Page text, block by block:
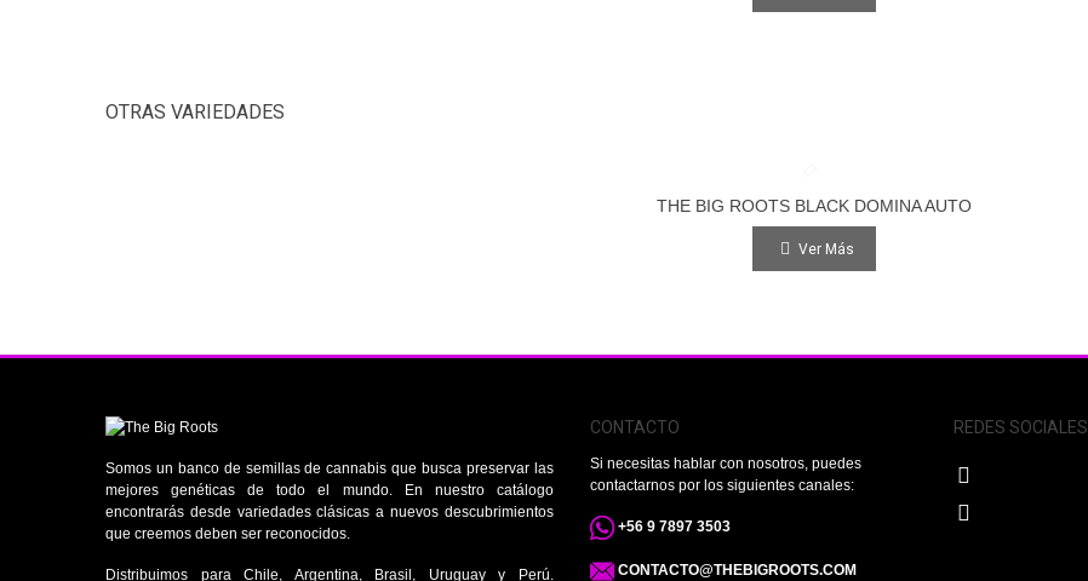
OTRAS VARIEDADES
Ver Más
THE BIG ROOTS BLACK DOMINA AUTO
Ver Más
Somos un banco de semillas de cannabis que busca preservar las
mejores genéticas de todo el mundo. En nuestro catálogo
encontrarás desde variedades clásicas a nuevos descubrimientos
que creemos deben ser reconocidos.
Distribuimos para Chile, Argentina, Brasil, Uruguay y Perú.
CONTACTO
Si necesitas hablar con nosotros, puedes
contactarnos por los siguientes canales:
+56 9 7897 3503
CONTACTO@THEBIGROOTS.COM
REDES SOCIALES